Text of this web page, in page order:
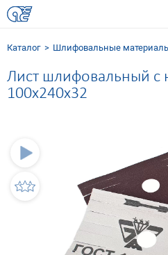
Каталог Шлифовальные
Лист шлифовальный с
100x240x32